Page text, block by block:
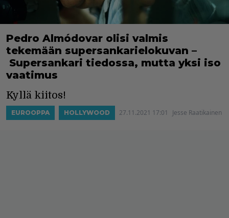
Pedro Almódovar olisi valmis
tekemään supersankarielokuvan –
Supersankari tiedossa, mutta yksi iso
vaatimus
Kyllä kiitos!
EUROOPPA HOLLYWOOD 27.11.2021 17:01 Jesse Raatikainen